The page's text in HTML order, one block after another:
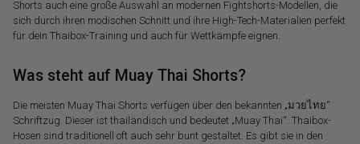
Shorts auch eine große Auswahl an modernen Fightshorts-Modellen, die
sich durch ihren modischen Schnitt und ihre High-Tech-Materialien perfekt
für dein Thaibox-Training und auch für Wettkämpfe eignen.
Was steht auf Muay Thai Shorts?
Die meisten Muay Thai Shorts verfügen über den bekannten „มวยไทย“
Schriftzug. Dieser ist thailändisch und bedeutet „Muay Thai“. Thaibox-
Hosen sind traditionell oft auch sehr bunt gestaltet. Es gibt sie in den